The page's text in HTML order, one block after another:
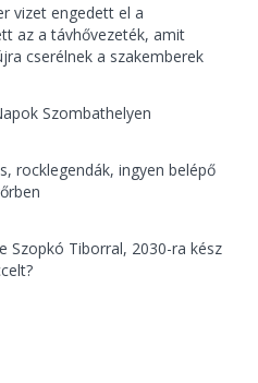
vizet engedett el a
az a távhővezeték, amit
cserélnek a szakemberek
Szombathelyen
rocklegendák, ingyen belépő
Szopkó Tiborral, 2030-ra kész